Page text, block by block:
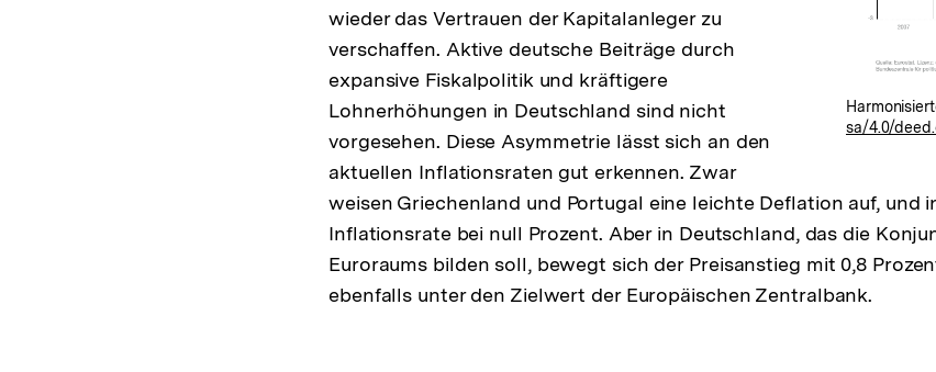
sa/4.0/
wieder das Vertrauen der Kapitalanleger zu
verschaffen. Aktive deutsche Beiträge durch
expansive Fiskalpolitik und kräftigere
Lohnerhöhungen in Deutschland sind nicht
vorgesehen. Diese Asymmetrie lässt sich an den
aktuellen Inflationsraten gut erkennen. Zwar
weisen Griechenland und Portugal eine leichte Deflation auf, und
Inflationsrate bei null Prozent. Aber in Deutschland, das die
Euroraums bilden soll, bewegt sich der Preisanstieg mit 0,8
ebenfalls unter den Zielwert der Europäischen Zentralbank.